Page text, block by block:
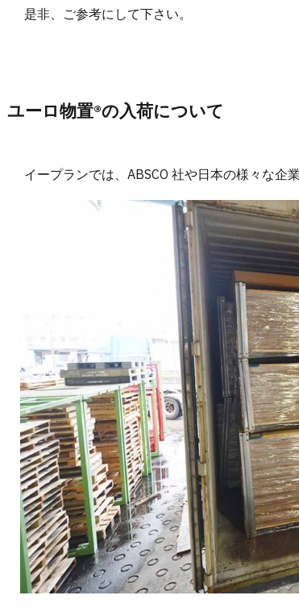
是非、ご参考にして下さい。
ユーロ物置®︎の入荷について
イープランでは、ABSCO 社や日本の様々な企